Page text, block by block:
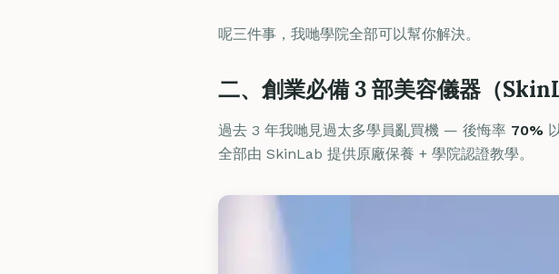
呢三件事，我哋學院全部可以幫你解決。
二、創業必備 3 部美容儀器（
過去 3 年我哋見過太多學員亂買機 — 後悔率 70%
全部由 SkinLab 提供原廠保養 + 學院認證教學。